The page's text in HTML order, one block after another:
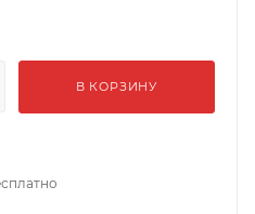
В КОРЗИНУ